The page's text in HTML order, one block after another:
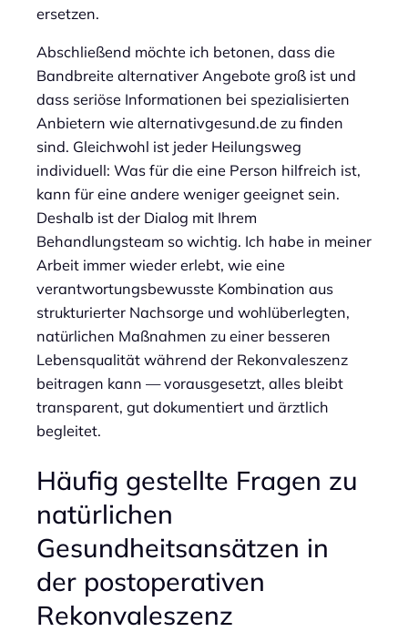
ersetzen.
Abschließend möchte ich betonen, dass die
Bandbreite alternativer Angebote groß ist und
dass seriöse Informationen bei spezialisierten
Anbietern wie alternativgesund.de zu finden
sind. Gleichwohl ist jeder Heilungsweg
individuell: Was für die eine Person hilfreich ist,
kann für eine andere weniger geeignet sein.
Deshalb ist der Dialog mit Ihrem
Behandlungsteam so wichtig. Ich habe in meiner
Arbeit immer wieder erlebt, wie eine
verantwortungsbewusste Kombination aus
strukturierter Nachsorge und wohlüberlegten,
natürlichen Maßnahmen zu einer besseren
Lebensqualität während der Rekonvaleszenz
beitragen kann — vorausgesetzt, alles bleibt
transparent, gut dokumentiert und ärztlich
begleitet.
Häufig gestellte Fragen zu
natürlichen
Gesundheitsansätzen in
der postoperativen
Rekonvaleszenz